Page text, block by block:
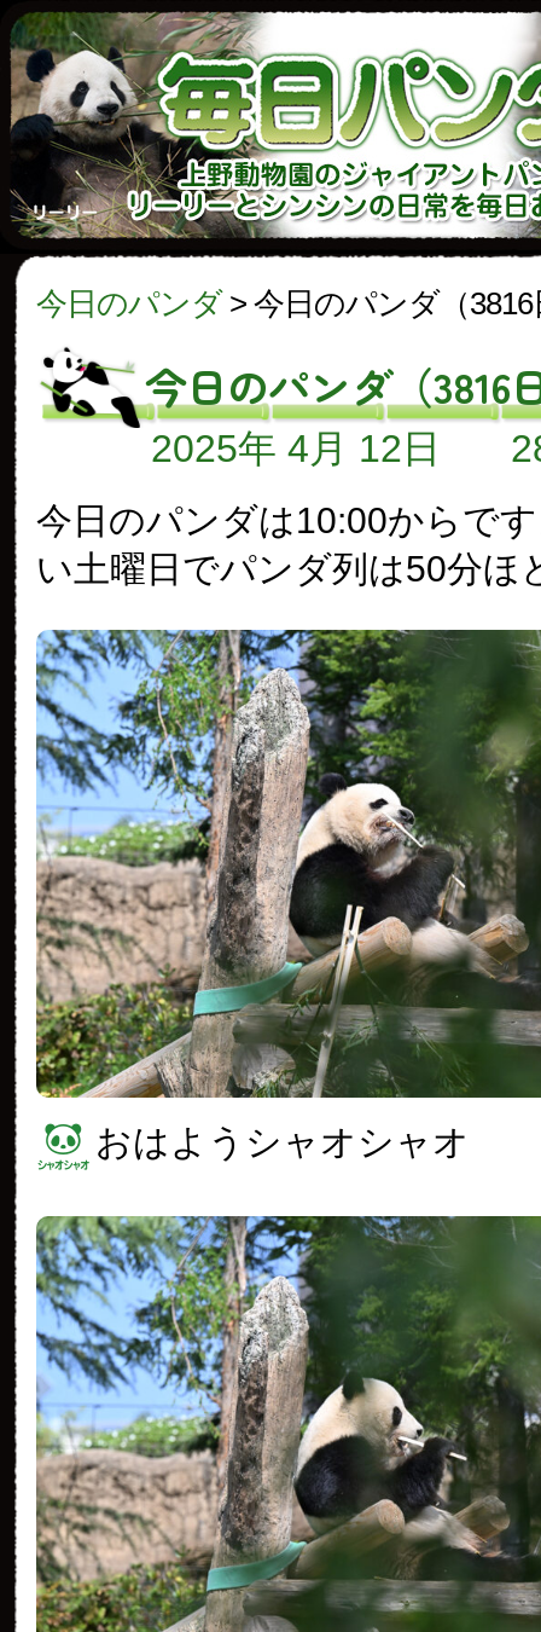
今日のパンダ> 今日のパンダ（3816
今日のパンダ（3816
2025年 4月 12日
今日のパンダは10:00からで
い土曜日でパンダ列は50分ほ
おはようシャオシャオ